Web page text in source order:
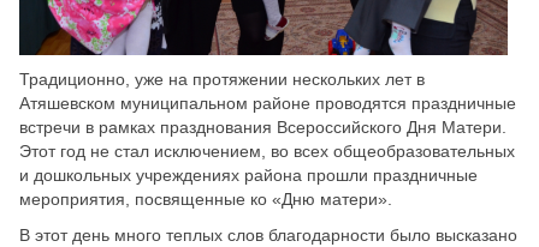
Традиционно, уже на протяжении нескольких лет в
Атяшевском муниципальном районе проводятся праздничные
встречи в рамках празднования Всероссийского Дня Матери.
Этот год не стал исключением, во всех общеобразовательных
и дошкольных учреждениях района прошли праздничные
мероприятия, посвященные ко «Дню матери».
В этот день много теплых слов благодарности было высказано